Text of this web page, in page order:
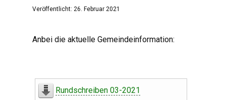
Veröffentlicht: 26. Februar 2021
Anbei die aktuelle Gemeindeinformation:
Rundschreiben 03-2021